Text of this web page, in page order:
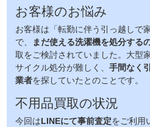
お客様のお悩み
お客様は「転勤に伴う引っ越しで
で、
まだ使える洗濯機を処分する
取をご検討されていました。大型
サイクル処分が難しく、 手間なく
業者を探していたとのことです。
不用品買取の状況
今回はLINEにて事前査定をご利用